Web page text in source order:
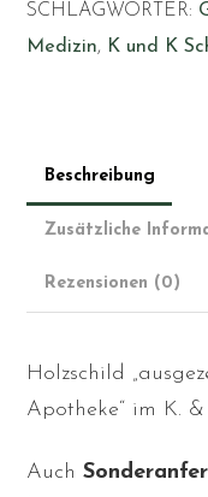
SCHLAGWÖRTER:
Medizin, K und K
Beschreibung
Zusätzliche
Rezensionen (0)
Holzschild
Apotheke“ im K.
Auch